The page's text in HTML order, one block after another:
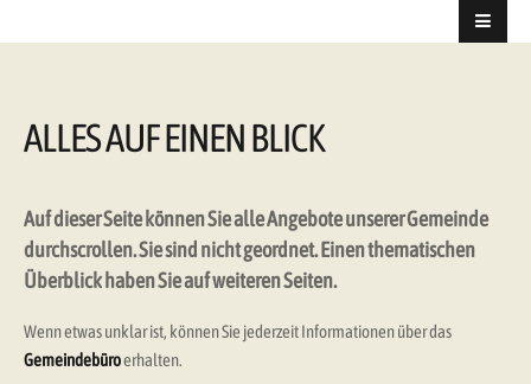
ALLES AUF EINEN BLICK
Auf dieser Seite können Sie alle Angebote unserer Gemeinde
durchscrollen. Sie sind nicht geordnet. Einen thematischen
Überblick haben Sie auf weiteren Seiten.
Wenn etwas unklar ist, können Sie jederzeit Informationen über das
Gemeindebüroerhalten.